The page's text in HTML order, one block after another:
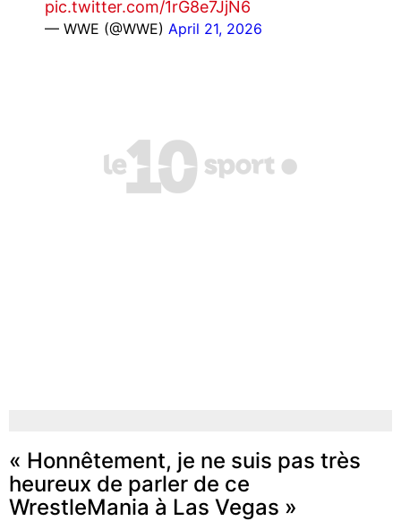
pic.twitter.com/1rG8e7JjN6
— WWE (@WWE) April 21, 2026
« Honnêtement, je ne suis pas très
heureux de parler de ce
WrestleMania à Las Vegas »